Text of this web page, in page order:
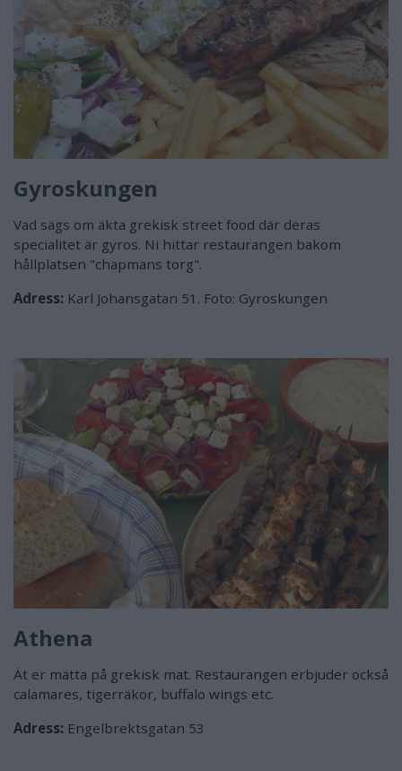
Gyroskungen
Vad sägs om äkta grekisk street food där deras
specialitet är gyros. Ni hittar restaurangen bakom
hållplatsen "chapmans torg".
Adress: Karl Johansgatan 51. Foto: Gyroskungen
Athena
Ät er mätta på grekisk mat. Restaurangen erbjuder också
calamares, tigerräkor, buffalo wings etc.
Adress: Engelbrektsgatan 53